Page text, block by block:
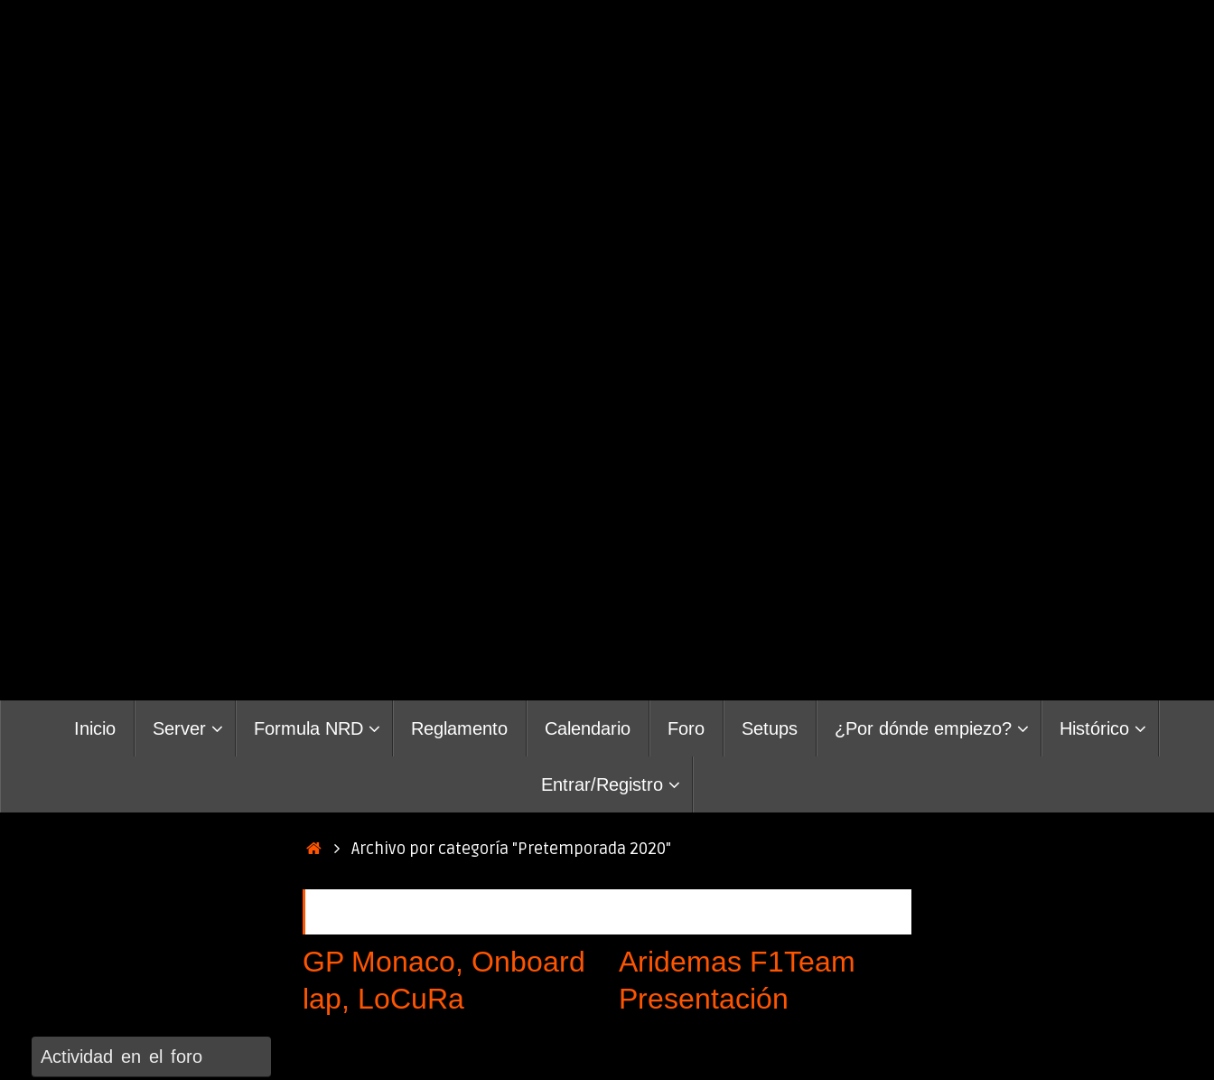
Inicio Server Formula NRD Reglamento Calendario Foro Setups ¿Por dónde empiezo? Histórico
Entrar/Registro
InicioArchivo por categoría "Pretemporada 2020"
GP Monaco, Onboard
lap, LoCuRa
Aridemas F1Team
Presentación
Actividad en el foro